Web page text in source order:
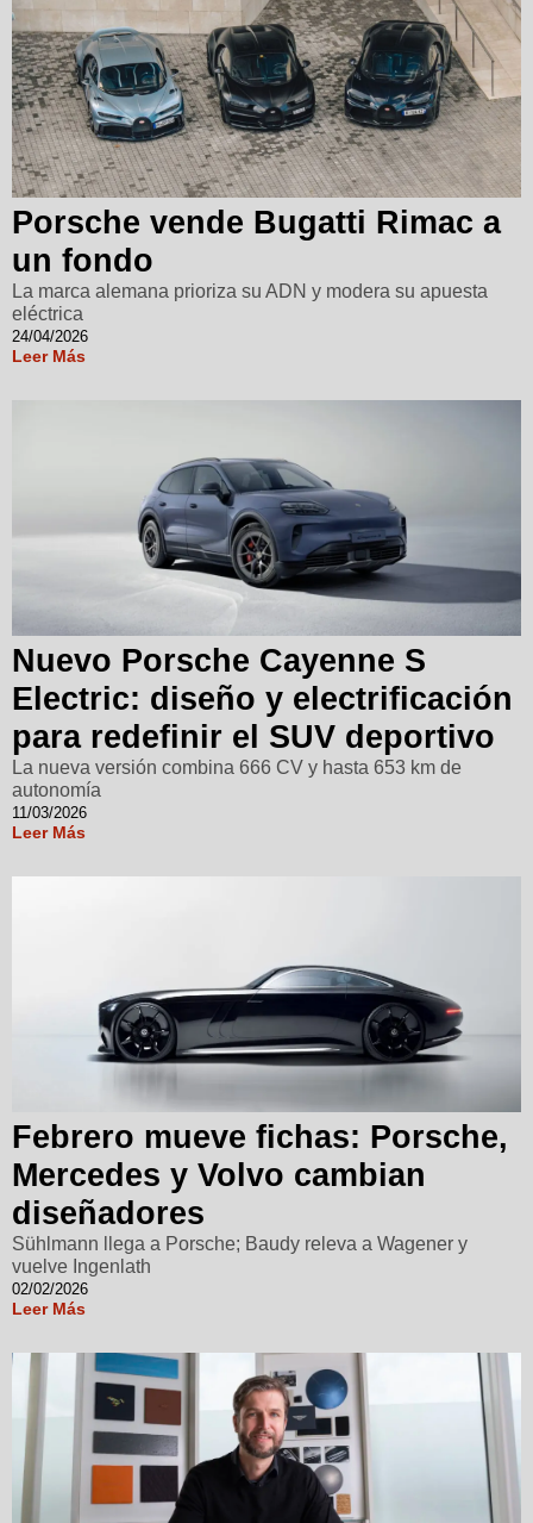
Porsche vende Bugatti Rimac a
un fondo
La marca alemana prioriza su ADN y modera su apuesta
eléctrica
24/04/2026
Leer Más
Nuevo Porsche Cayenne S
Electric: diseño y electrificación
para redefinir el SUV deportivo
La nueva versión combina 666 CV y hasta 653 km de
autonomía
11/03/2026
Leer Más
Febrero mueve fichas: Porsche,
Mercedes y Volvo cambian
diseñadores
Sühlmann llega a Porsche; Baudy releva a Wagener y
vuelve Ingenlath
02/02/2026
Leer Más